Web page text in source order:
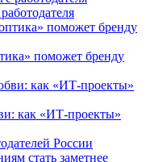
поможет бренду
как «ИТ-проекты»